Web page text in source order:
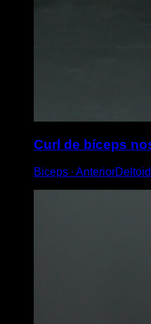
Curl de bíceps
Biceps ∙ AnteriorDeltoid